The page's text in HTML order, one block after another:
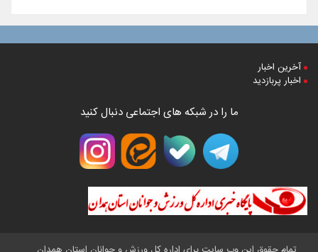
آخرین اخبار
اخبار پربازدید
ما را در شبکه های اجتماعی دنبال کنید